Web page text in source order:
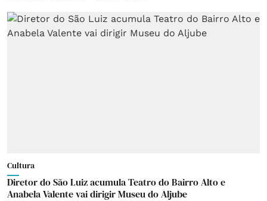
Cultura
Diretor do São Luiz acumula Teatro do Bairro Alto e
Anabela Valente vai dirigir Museu do Aljube